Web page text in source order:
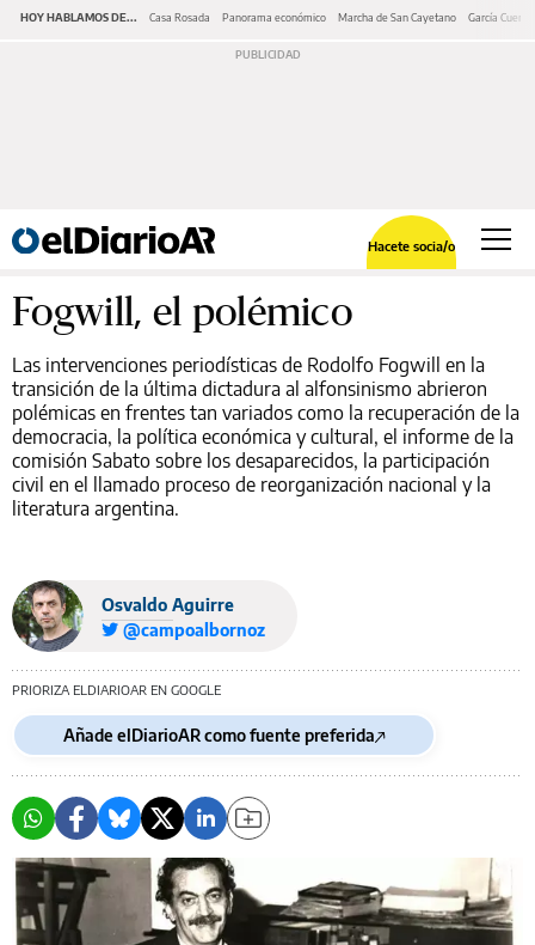
HOY HABLAMOS DE... Casa Rosada Panorama económico Marcha de San Cayetano García Cuerva
Hacete socia/o
Fogwill, el polémico
Las intervenciones periodísticas de Rodolfo Fogwill en la
transición de la última dictadura al alfonsinismo abrieron
polémicas en frentes tan variados como la recuperación de la
democracia, la política económica y cultural, el informe de la
comisión Sabato sobre los desaparecidos, la participación
civil en el llamado proceso de reorganización nacional y la
literatura argentina.
Osvaldo Aguirre
@campoalbornoz
PRIORIZA ELDIARIOAR EN GOOGLE
Añade elDiarioAR como fuente preferida